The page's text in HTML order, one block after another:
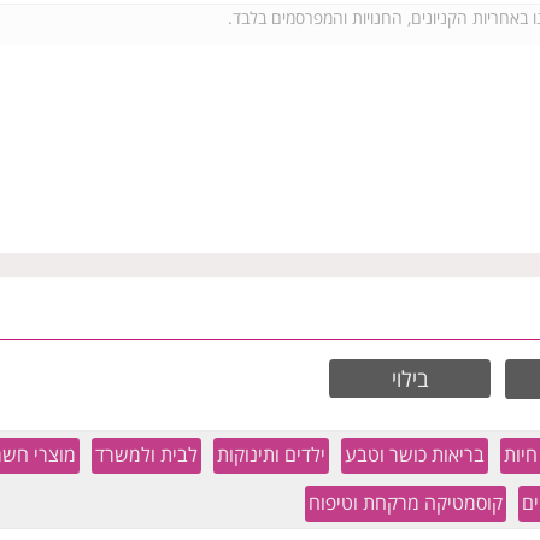
בילוי
בריאות כושר וטבע ילדים ותינוקות לבית ולמשרד
מוצרי
קוסמטיקה מרקחת וטיפוח